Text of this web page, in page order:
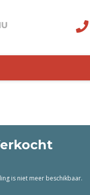
is niet meer beschikbaar.